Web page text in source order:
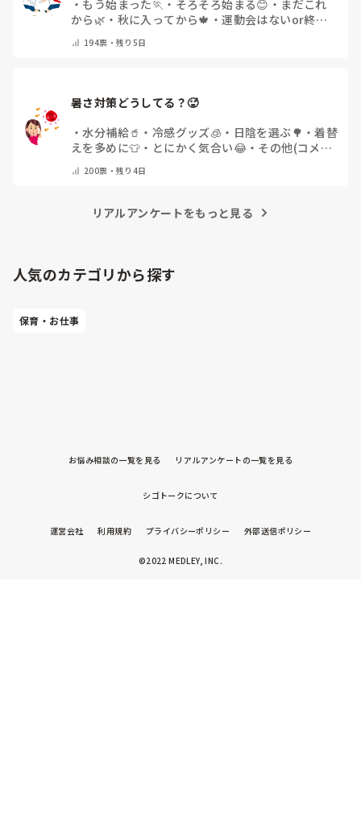
・ もう始まった🏃 ・ そろそろ始まる😊 ・ まだこれ
から🌿 ・ 秋に入ってから🍁 ・運動会はないor終わ
194票・残り5日
暑さ対策どうしてる？🥵
・水分補給🥤 ・ 冷感グッズ🧊 ・ 日陰を選ぶ🌳 ・着替
えを多めに👕 ・ とにかく気合い😂・ その他(コメン
200票・残り4日
リアルアンケートをもっと見る
人気のカテゴリから探す
保育・お仕事
お悩み相談の一覧を見る リアルアンケートの一覧を見る
シゴトークについて
運営会社 利用規約 プライバシーポリシー 外部送信ポリシー
©2022 MEDLEY, INC.